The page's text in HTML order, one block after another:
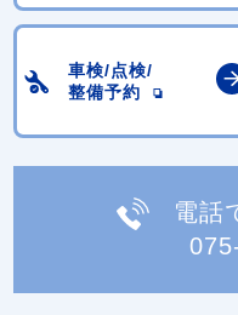
車検/点検/
整備予約
電話